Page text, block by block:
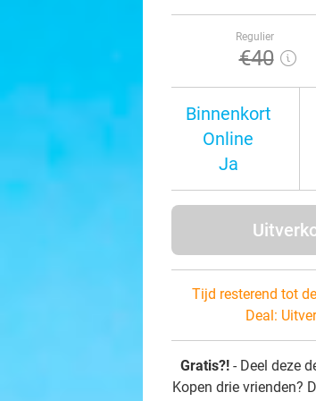
Regulier
€40
Binnenkort
Online
Ja
Tijd resterend tot
Deal:
Gratis?! - Deel deze
Kopen drie vrienden?